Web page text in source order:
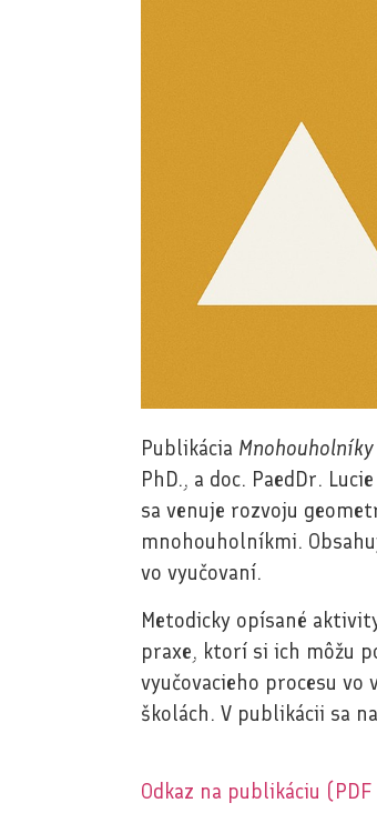
Publikácia
PhD., a doc. PaedDr.
sa venuje rozvoju
mnohouholníkmi.
vo vyučovaní.
Metodicky opísané
praxe, ktorí si ich môžu
vyučovacieho procesu vo
školách. V publikácii sa
Odkaz na publikáciu (PDF